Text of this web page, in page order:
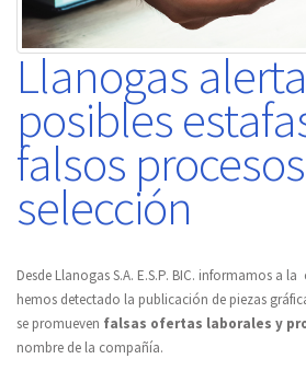
Llanogas
posibles
falsos
selección
Desde Llanogas S.A. E.S.P. BIC. informamos a
hemos detectado la publicación de piezas
se promueven falsas ofertas laborales y
nombre de la compañía.